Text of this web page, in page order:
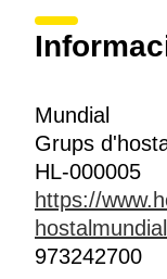
Mundial
Grups
HL-000005
https://
973242700